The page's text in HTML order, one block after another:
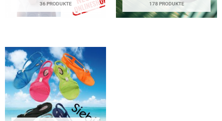
36 PRODUKTE 178 PRODUKTE